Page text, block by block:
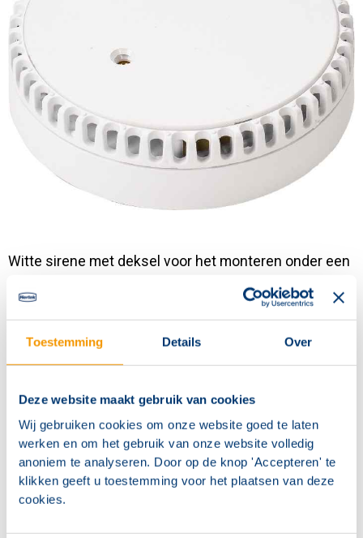
Toestemming Details Over
Deze website maakt gebruik van cookies
Wij gebruiken cookies om onze website goed te laten
werken en om het gebruik van onze website volledig
anoniem te analyseren. Door op de knop 'Accepteren' te
klikken geeft u toestemming voor het plaatsen van deze
cookies.
Over Hertek
Werken bij Hertek
Contact
Witte sirene met deksel voor het monteren onder een
regelen
toon
.